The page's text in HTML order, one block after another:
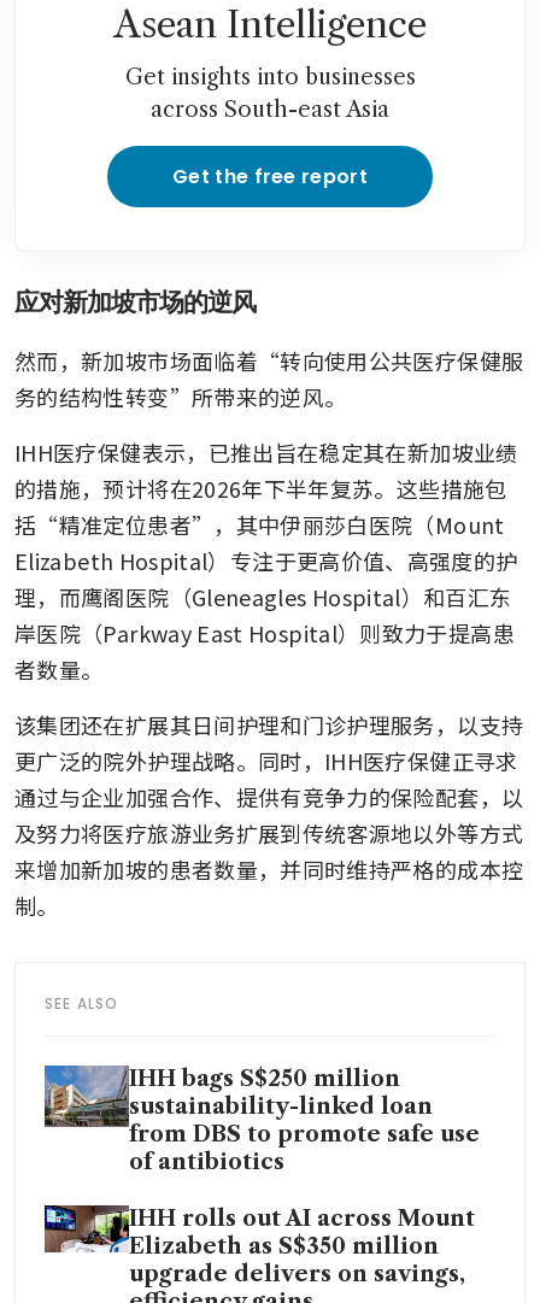
Asean Intelligence
Get insights into businesses
across South-east Asia
Get the free report
应对新加坡市场的逆风
然而，新加坡市场面临着“转向使用公共医疗保健服
务的结构性转变”所带来的逆风。
IHH医疗保健表示，已推出旨在稳定其在新加坡业绩
的措施，预计将在2026年下半年复苏。这些措施包
括“精准定位患者”，其中伊丽莎白医院（Mount
Elizabeth Hospital）专注于更高价值、高强度的护
理，而鹰阁医院（Gleneagles Hospital）和百汇东
岸医院（Parkway East Hospital）则致力于提高患
者数量。
该集团还在扩展其日间护理和门诊护理服务，以支持
更广泛的院外护理战略。同时，IHH医疗保健正寻求
通过与企业加强合作、提供有竞争力的保险配套，以
及努力将医疗旅游业务扩展到传统客源地以外等方式
来增加新加坡的患者数量，并同时维持严格的成本控
制。
SEE ALSO
IHH bags S$250 million
sustainability-linked loan
from DBS to promote safe use
of antibiotics
IHH rolls out AI across Mount
Elizabeth as S$350 million
upgrade delivers on savings,